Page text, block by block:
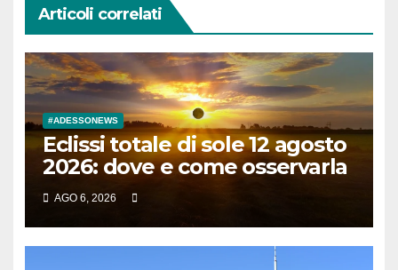
Articoli correlati
#ADESSONEWS
Eclissi totale di sole 12 agosto
2026: dove e come osservarla
AGO 6, 2026